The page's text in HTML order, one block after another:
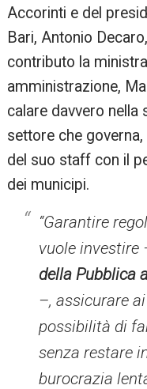
Accorinti e del
Bari, Antonio
contributo la
amministrazione,
calare davvero nella
settore che
del suo staff con il
dei municipi.
“Garantire
vuole
della Pubblica
–, assicurare
possibilità di
senza restare
burocrazia